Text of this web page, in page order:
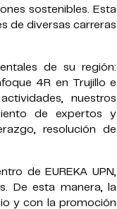
sostenibles. Esta
de diversas carreras
de su región:
4R en Trujillo e
nuestros
de expertos y
resolución de
de EUREKA UPN,
De esta manera, la
y con la promoción